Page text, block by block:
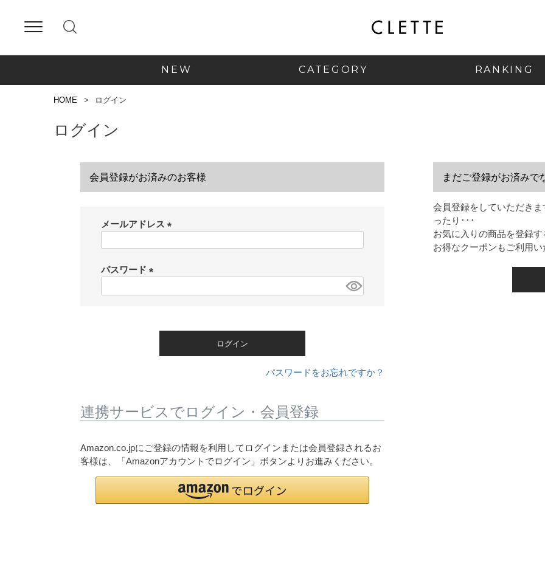
NEW CATEGORY RANKING
HOME ログイン
ログイン
会員登録がお済みのお客様
メールアドレス
パスワード
ログイン
パスワードをお忘れですか？
連携サービスでログイン・会員登録
Amazon.co.jpにご登録の情報を利用してログインまたは会員登録されるお
客様は、「Amazonアカウントでログイン」ボタンよりお進みください。
まだご登録がお済みで
会員登録をしていただき
ったり･･･
お気に入りの商品を登録
お得なクーポンもご利用